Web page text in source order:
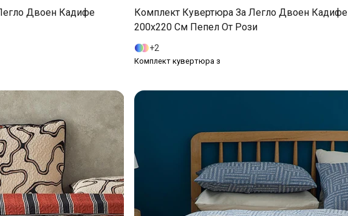
Двоен Кадифе
Комплект Кувертюра За Легло Двоен Кадифе
200x220 См Пепел От Рози
2
Комплект кувертюра з